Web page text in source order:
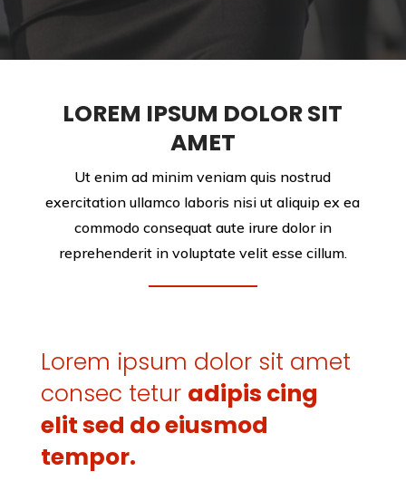
LOREM IPSUM DOLOR SIT
AMET
Ut enim ad minim veniam quis nostrud
exercitation ullamco laboris nisi ut aliquip ex ea
commodo consequat aute irure dolor in
reprehenderit in voluptate velit esse cillum.
Lorem ipsum dolor sit amet
consec tetur adipis cing
elit sed do eiusmod
tempor.